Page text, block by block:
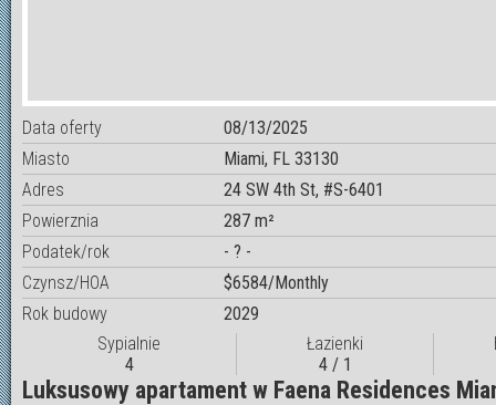
Data oferty
08/13/2025
Miasto
Miami, FL 33130
Adres
24 SW 4th St, #S-6401
Powierznia
287 m²
Podatek/rok
- ? -
Czynsz/HOA
$6584/Monthly
Rok budowy
2029
Sypialnie
4
Łazienki
4 / 1
Luksusowy apartament w Faena Residences